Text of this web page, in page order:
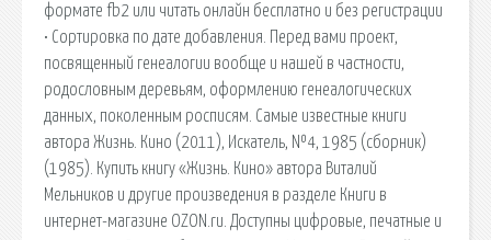
формате fb2 или читать онлайн бесплатно и без регистрации
• Сортировка по дате добавления. Перед вами проект,
посвященный генеалогии вообще и нашей в частности,
родословным деревьям, оформлению генеалогических
данных, поколенным росписям. Самые известные книги
автора Жизнь. Кино (2011), Искатель, №4, 1985 (сборник)
(1985). Купить книгу «Жизнь. Кино» автора Виталий
Мельников и другие произведения в разделе Книги в
интернет-магазине OZON.ru. Доступны цифровые, печатные и